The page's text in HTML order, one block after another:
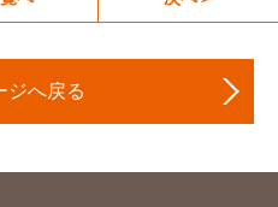
ジへ戻る